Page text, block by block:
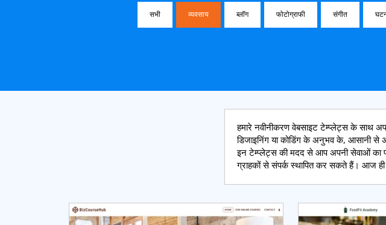
सभी व्यवसाय ब्लॉग फोटोग्राफी संगीत
हमारे नवीनीकरण वेबसाइट टेम्प्लेट्स के साथ
डिजाइनिंग या कोडिंग के अनुभव के, आसानी से
इन टेम्प्लेट्स की मदद से आप अपनी सेवाओं का
ग्राहकों से संपर्क स्थापित कर सकते हैं। आज